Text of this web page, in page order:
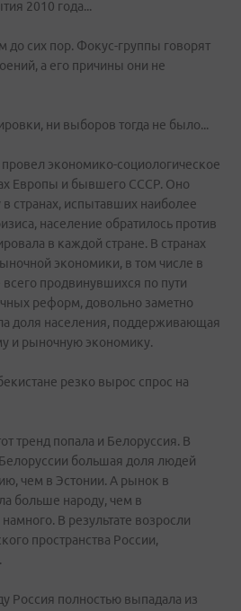
2010 года...
до сих пор. Фокус-группы говорят
а его причины они не
ни выборов тогда не было...
экономико-социологическое
Европы и бывшего СССР. Оно
в странах, испытавших наиболее
население обратилось против
в каждой стране. В странах
экономики, в том числе в
продвинувшихся по пути
реформ, довольно заметно
доля населения, поддерживающая
и рыночную экономику.
резко вырос спрос на
тренд попала и Белоруссия. В
Белоруссии большая доля людей
чем в Эстонии. А рынок в
больше народу, чем в
В результате возросли
пространства России,
Россия полностью выпадала из